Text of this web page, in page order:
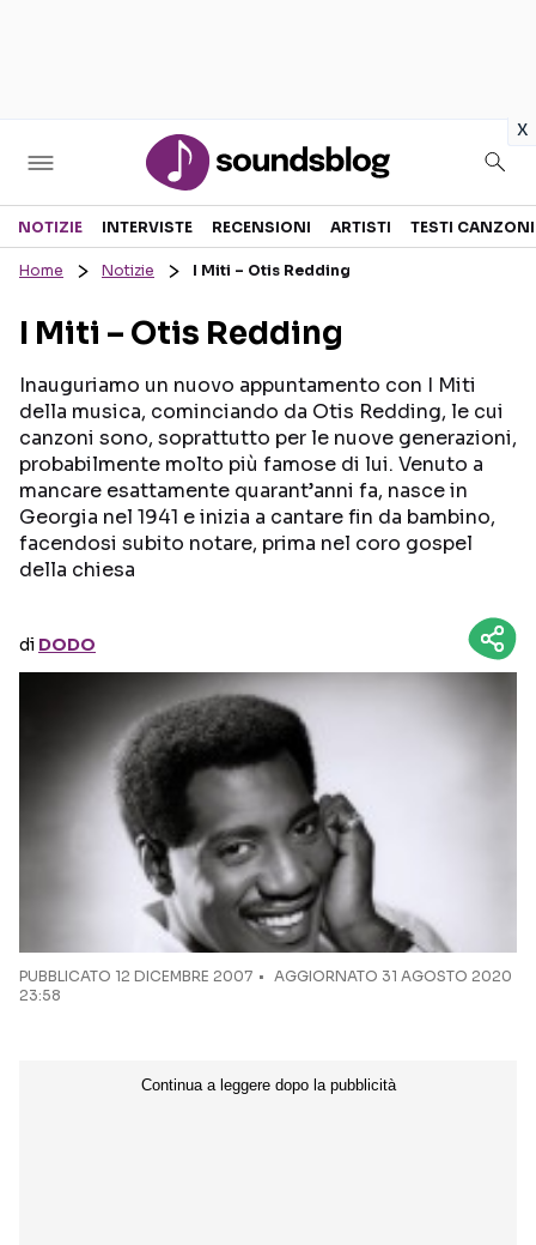
x
Sezioni
RECENSIONI MUSICALI
INTERVISTE
GOSSIP E CURIOSITÀ
TESTI CANZONI
TOUR ED EVENTI
TALENT SHOW
NOTIZIE INTERVISTE RECENSIONI ARTISTI TESTI CANZONI
Home Notizie I Miti – Otis Redding
I Miti – Otis Redding
Inauguriamo un nuovo appuntamento con I Miti
della musica, cominciando da Otis Redding, le cui
canzoni sono, soprattutto per le nuove generazioni,
probabilmente molto più famose di lui. Venuto a
mancare esattamente quarant’anni fa, nasce in
Georgia nel 1941 e inizia a cantare fin da bambino,
facendosi subito notare, prima nel coro gospel
della chiesa
di DODO
PUBBLICATO 12 DICEMBRE 2007
AGGIORNATO 31 AGOSTO 2020
23:58